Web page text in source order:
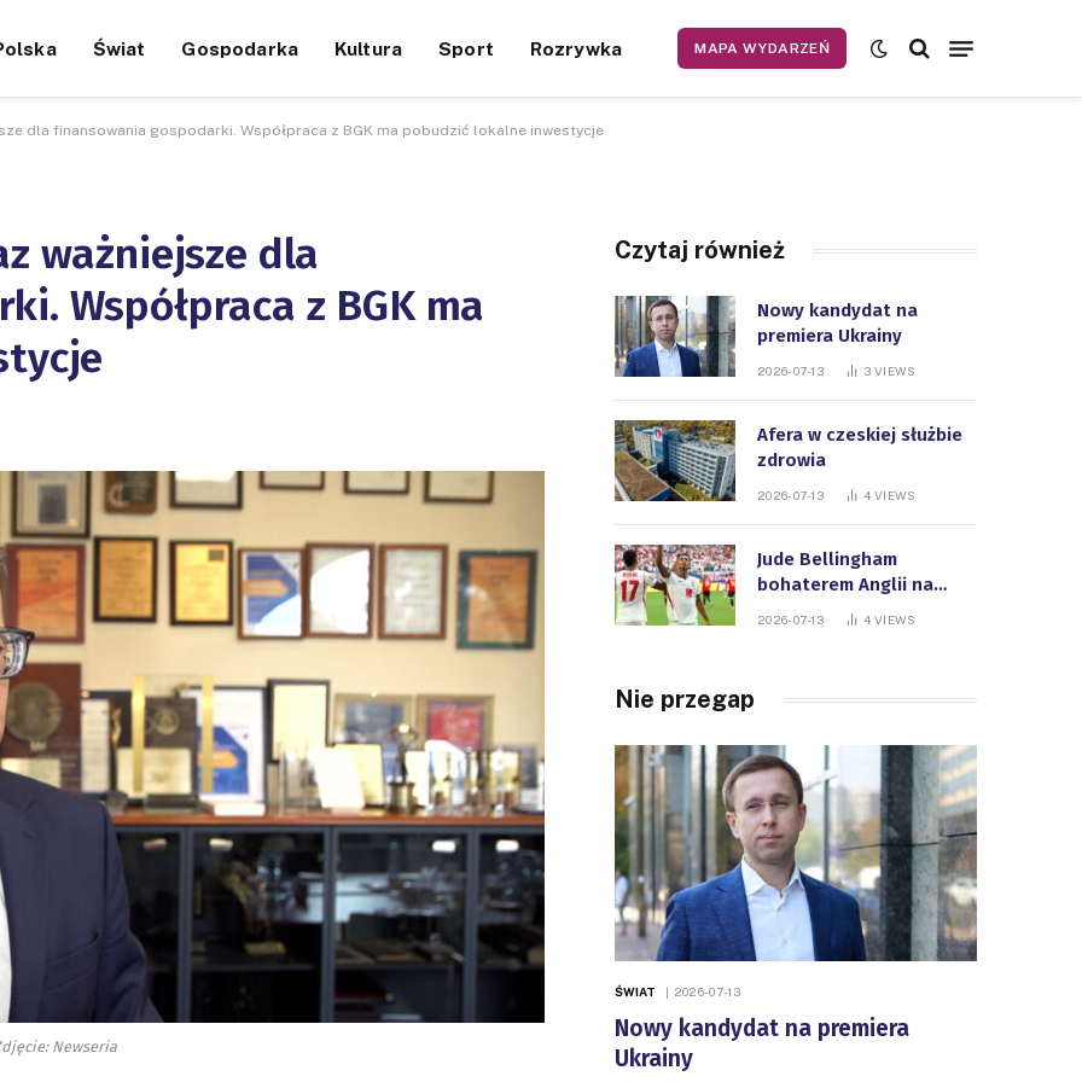
Świat Gospodarka Kultura Sport Rozrywka MAPA WYDARZEŃ
dla finansowania gospodarki. Współpraca z BGK ma pobudzić lokalne inwestycje
ważniejsze dla
Współpraca z BGK ma
Newseria
Czytaj również
Nowy kandydat na
premiera Ukrainy
2026-07-13 3 VIEWS
Afera w czeskiej służbie
zdrowia
2026-07-13 4 VIEWS
Jude Bellingham
bohaterem Anglii na
Mistrzostwach Świata
2026-07-13 4 VIEWS
Nie przegap
ŚWIAT 2026-07-13
Nowy kandydat na premiera
Ukrainy